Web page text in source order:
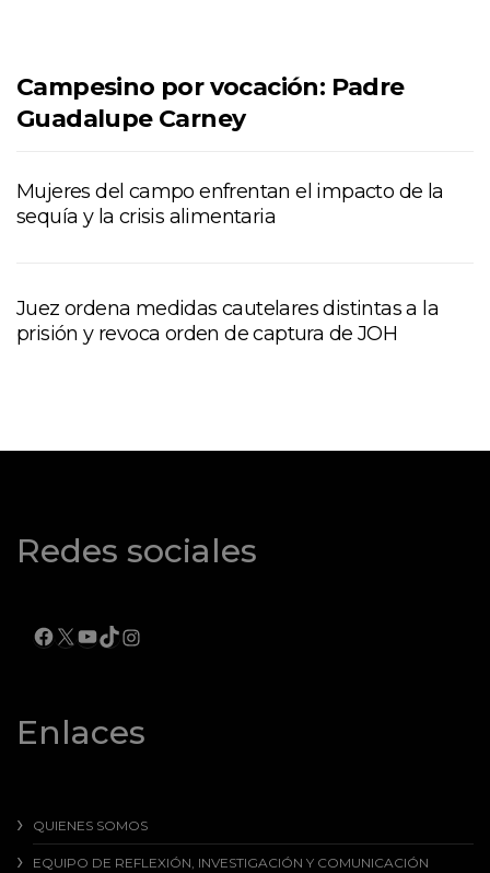
Campesino por vocación: Padre
Guadalupe Carney
Mujeres del campo enfrentan el impacto de la
sequía y la crisis alimentaria
Juez ordena medidas cautelares distintas a la
prisión y revoca orden de captura de JOH
Redes sociales
FACEBOOK
X YOUTUBE
TIKTOK
INSTAGRAM
Enlaces
QUIENES SOMOS
EQUIPO DE REFLEXIÓN, INVESTIGACIÓN Y COMUNICACIÓN